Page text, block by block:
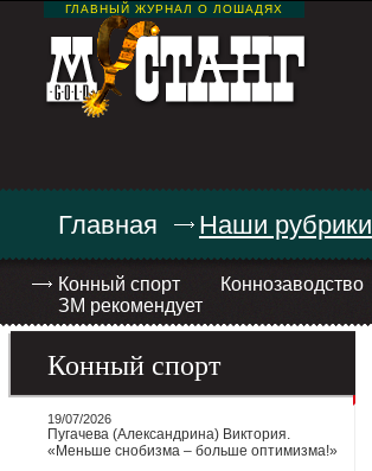
ГЛАВНЫЙ ЖУРНАЛ О ЛОШАДЯХ
Главная Наши рубрики
Конный спорт Коннозаводство
ЗМ рекомендует
Конный спорт
19/07/2026
Пугачева (Александрина) Виктория.
«Меньше снобизма – больше оптимизма!»